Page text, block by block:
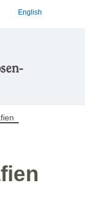
English